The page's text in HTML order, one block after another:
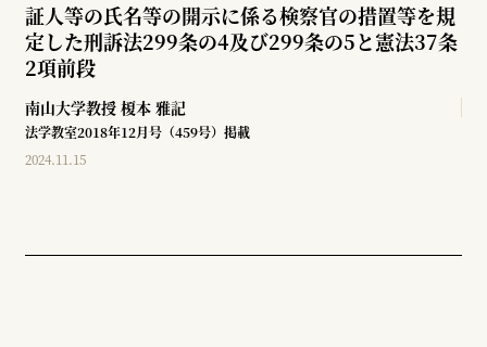
証人等の氏名等の開示に係る検察官の措置等を規
定した刑訴法299条の4及び299条の5と憲法37条
2項前段
南山大学教授 榎本 雅記
法学教室2018年12月号（459号）掲載
2024.11.15